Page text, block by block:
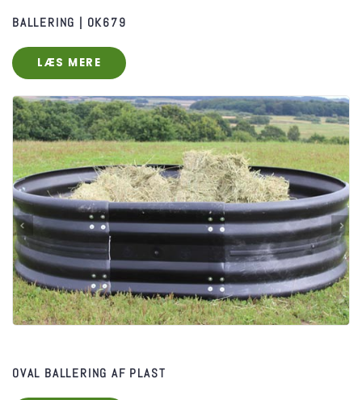
BALLERING | OK679
LÆS MERE
OVAL BALLERING AF PLAST